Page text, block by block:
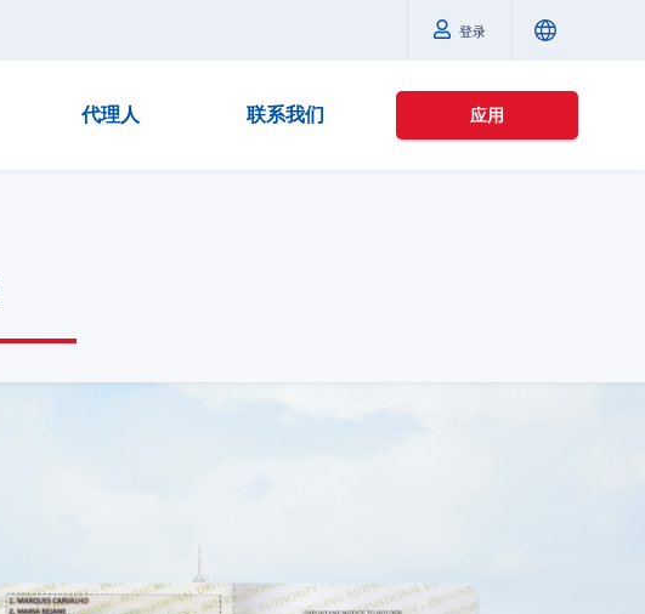
登录
代理人 联系我们 应用